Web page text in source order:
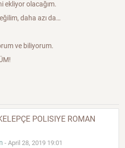
ekliyor olacağım.
daha azı da…
ve biliyorum.
POLISIYE ROMAN
- April 28, 2019 19:01